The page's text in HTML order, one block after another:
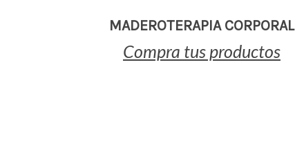
MADEROTERAPIA CORPORAL
Compra tus productos